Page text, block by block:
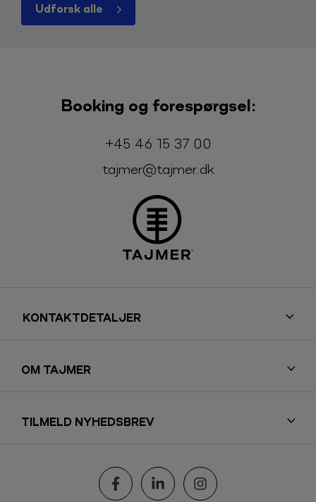
Udforsk alle
Booking og forespørgsel:
Telefon:
+45 46 15 37 00
E-mail:
tajmer@tajmer.dk
KONTAKTDETALJER
OM TAJMER
TILMELD NYHEDSBREV
Følg os